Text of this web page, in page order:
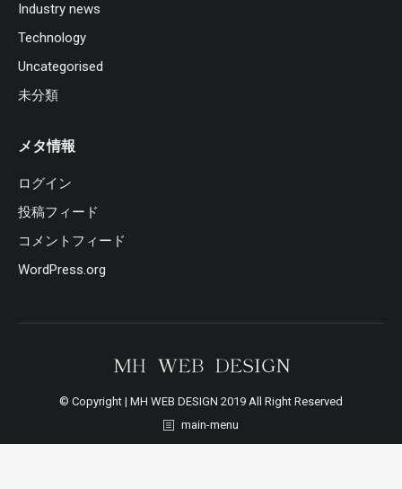
Industry news
Technology
Uncategorised
未分類
メタ情報
ログイン
投稿フィード
コメントフィード
WordPress.org
© Copyright | MH WEB DESIGN 2019 All Right Reserved
main-menu